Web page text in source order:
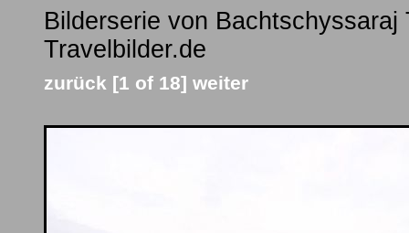
Bilderserie von Bachtschyssaraj
Travelbilder.de
zurück [1 of 18] weiter